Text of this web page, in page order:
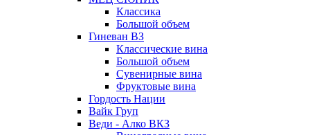
Классика
Большой объем
Гиневан ВЗ
Классические вина
Большой объем
Сувенирные вина
Фруктовые вина
Гордость Нации
Вайк Груп
Веди - Алко ВКЗ